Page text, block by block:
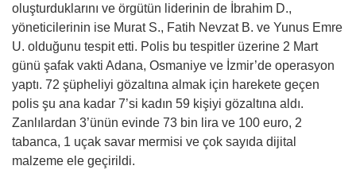
oluşturduklarını ve örgütün liderinin de İbrahim D.,
yöneticilerinin ise Murat S., Fatih Nevzat B. ve Yunus Emre
U. olduğunu tespit etti. Polis bu tespitler üzerine 2 Mart
günü şafak vakti Adana, Osmaniye ve İzmir’de operasyon
yaptı. 72 şüpheliyi gözaltına almak için harekete geçen
polis şu ana kadar 7’si kadın 59 kişiyi gözaltına aldı.
Zanlılardan 3’ünün evinde 73 bin lira ve 100 euro, 2
tabanca, 1 uçak savar mermisi ve çok sayıda dijital
malzeme ele geçirildi.